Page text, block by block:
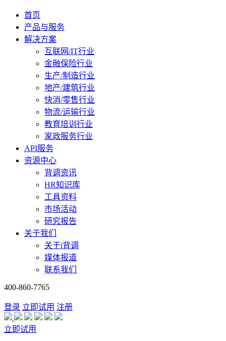
首页
产品与服务
解决方案
互联网/IT行业
金融保险行业
生产/制造行业
地产/建筑行业
快消/零售行业
物流/运输行业
教育培训行业
家政服务行业
API服务
资源中心
背调资讯
HR知识库
工具资料
市场活动
研究报告
关于我们
关于i背调
媒体报道
联系我们
400-860-7765
登录 立即试用 注册
立即试用